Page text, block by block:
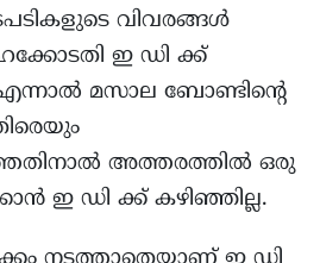
വിവരങ്ങൾ
ഇ ഡി ക്ക്
മസാല ബോണ്ടിന്റെ
അത്തരത്തിൽ ഒരു
ഇ ഡി ക്ക് കഴിഞ്ഞില്ല.